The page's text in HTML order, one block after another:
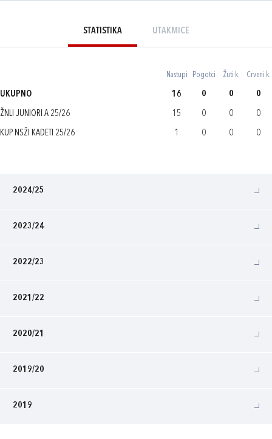
STATISTIKA UTAKMICE
Nastupi Pogotci Žuti k. Crveni k.
UKUPNO 16 0 0 0
ŽNLI JUNIORI A 25/26 15 0 0 0
KUP NSŽI KADETI 25/26 1 0 0 0
2024/25
2023/24
2022/23
2021/22
2020/21
2019/20
2019